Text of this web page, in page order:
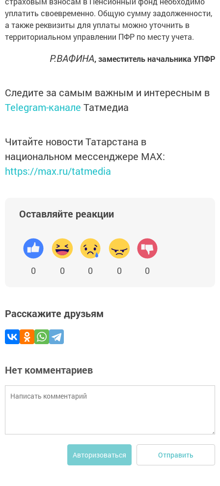
уплатить своевременно. Общую сумму задолженности,
а также реквизиты для уплаты можно уточнить в
территориальном управлении ПФР по месту учета.
P.ВАФИНА, заместитель начальника УПФР
Следите за самым важным и интересным в
Telegram-канале Татмедиа
Читайте новости Татарстана в
национальном мессенджере MАХ:
https://max.ru/tatmedia
Оставляйте реакции
0 0 0 0 0
Расскажите друзьям
Нет комментариев
Авторизоваться Отправить